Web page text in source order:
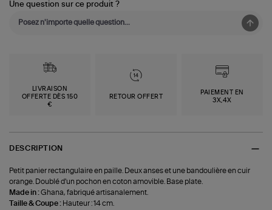
Une question sur ce produit ?
LIVRAISON
OFFERTE DÈS 150
€
RETOUR OFFERT
PAIEMENT EN
3X,4X
DESCRIPTION
Petit panier rectangulaire en paille. Deux anses et une bandoulière en cuir
orange. Doublé d'un pochon en coton amovible. Base plate.
Made in :Ghana, fabriqué artisanalement.
Taille & Coupe : Hauteur : 14 cm.